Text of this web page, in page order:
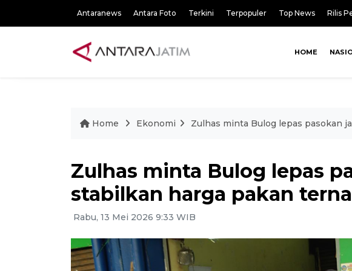
Antaranews Antara Foto Terkini Terpopuler Top News Rilis
HOME
Home Ekonomi Zulhas minta Bulog lepas pasokan
Zulhas minta Bulog lepas
stabilkan harga pakan
Rabu, 13 Mei 2026 9:33 WIB